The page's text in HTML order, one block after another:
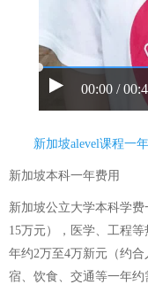
00:00 /
新加坡alevel课程一
新加坡本科一年费用
新加坡公立大学本科学
15万元），医学、工程
年约2万至4万新元（约
宿、饮食、交通等一年